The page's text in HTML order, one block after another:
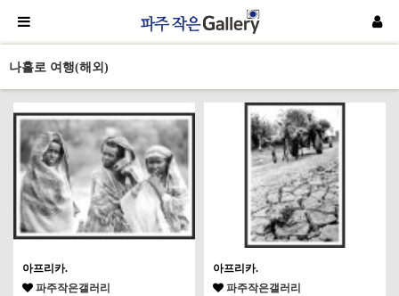
나홀로 여행(해외)
아프리카.
파주작은갤러리
아프리카.
파주작은갤러리